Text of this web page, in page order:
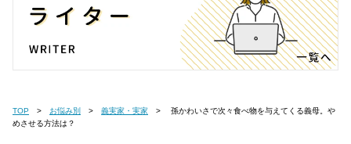
TOP お悩み別 義実家・実家
めさせる方法は？